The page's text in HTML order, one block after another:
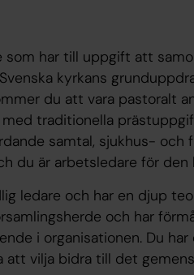
som har till uppgift att
kyrkans
du att vara pastoralt
med traditionella
samtal, sjukhus-
du är arbetsledare för den
ledare och har en djup
och har
i organisationen. Du
att vilja bidra till det